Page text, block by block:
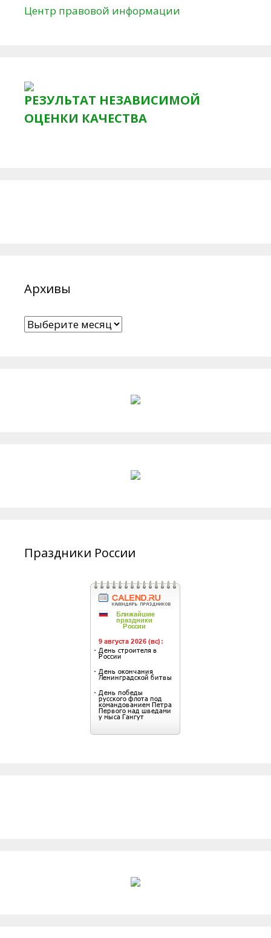
Центр правовой информации
РЕЗУЛЬТАТ НЕЗАВИСИМОЙ
ОЦЕНКИ КАЧЕСТВА
Архивы
Архивы
Праздники России